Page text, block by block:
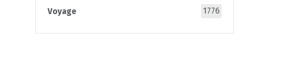
Voyage 1776